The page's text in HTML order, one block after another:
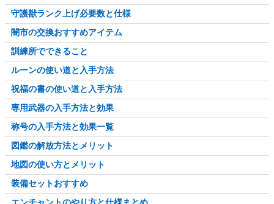
守護獣ランク上げ必要数と仕様
闇市の交換おすすめアイテム
訓練所でできること
ルーンの使い道と入手方法
祝福の書の使い道と入手方法
専用武器の入手方法と効果
称号の入手方法と効果一覧
図鑑の解放方法とメリット
地図の使い方とメリット
装備セットおすすめ
エンチャントのやり方と仕様まとめ